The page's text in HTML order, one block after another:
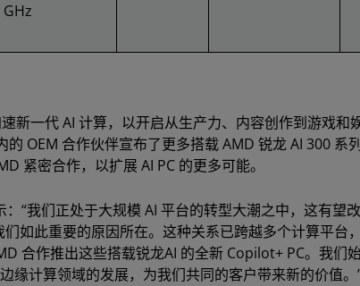
新一代 AI 计算，以开启从生产力、内容创作到游戏和
OEM 合作伙伴宣布了更多搭载 AMD 锐龙 AI 300 系
紧密合作，以扩展 AI PC 的更多可能。
“我们正处于大规模 AI 平台的转型大潮之中，这有望
如此重要的原因所在。这种关系已跨越多个计算平台
合作推出这些搭载锐龙AI 的全新 Copilot+ PC。我们
缘计算领域的发展，为我们共同的客户带来新的价值。